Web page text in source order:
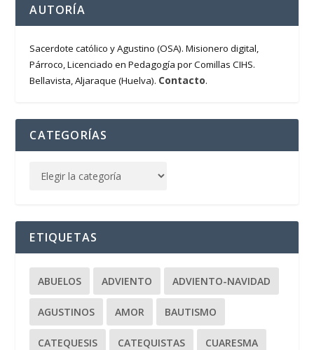
AUTORÍA
Sacerdote católico y Agustino (OSA). Misionero digital,
Párroco, Licenciado en Pedagogía por Comillas CIHS.
Bellavista, Aljaraque (Huelva). Contacto.
CATEGORÍAS
ETIQUETAS
ABUELOS ADVIENTO ADVIENTO-NAVIDAD
AGUSTINOS AMOR BAUTISMO
CATEQUESIS CATEQUISTAS CUARESMA